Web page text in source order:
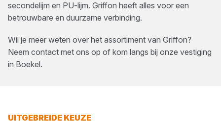
secondelijm en PU-lijm. Griffon heeft alles voor een
betrouwbare en duurzame verbinding.
Wil je meer weten over het assortiment van Griffon?
Neem contact met ons op of kom langs bij onze vestiging
in Boekel.
UITGEBREIDE KEUZE